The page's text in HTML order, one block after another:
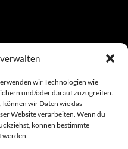
wir Technologien wie
und/oder darauf zuzugreifen.
können wir Daten wie das
Website verarbeiten. Wenn du
können bestimmte
werden.